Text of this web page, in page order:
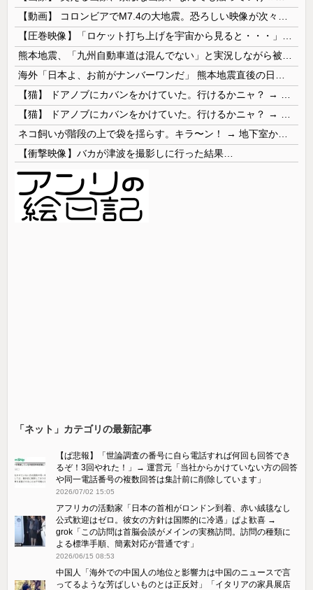
【衝撃映像】バカが津波を撮影しに行った結果…
「ネット」カテゴリの最新記事
【ぱ悲報】「世論調査の番号に自ら電話すれば何回も回答でき
るぞ！3回やれた！」→ 運営元「当社からかけていない方の回答
や同一電話番号の複数回答は集計前に削除しています」
2026/07/02 15:05
アフリカの活動家「日本の首相がロンドン到着、赤い絨毯なし
公式歓迎はゼロ。彼女の方針は国際的に冷遇」ぱよ歓喜 →
grok「この訪問は首脳会談がメインの実務訪問。訪問の種類に
よる標準手順、簡素対応が普通です」
2026/06/15 08:53
中国人「海外での中国人の地位と影響力は中国のニュースで言
ってるような芳ばしいものとは正反対」「イタリアの家具展店